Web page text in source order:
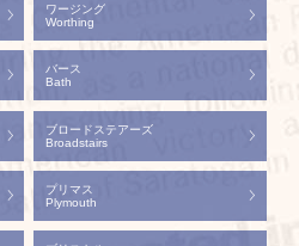
ワージング
Worthing
バース
Bath
ブロードステアーズ
Broadstairs
プリマス
Plymouth